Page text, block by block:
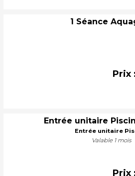
1 Séance
Prix
Entrée unitaire
Entrée unitaire
Valable 1 mois
Prix